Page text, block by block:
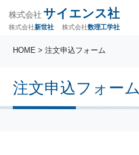
株式会社 サイエンス社
株式会社新世社 株式会社数理工学社
注文申込フォーム
HOME > 注文申込フォーム